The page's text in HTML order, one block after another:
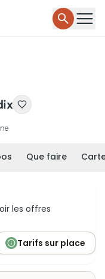
Que faire
les offres
Tarifs sur place